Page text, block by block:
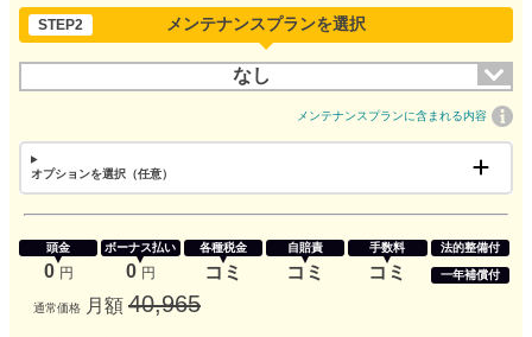
STEP2 メンテナンスプランを選択
なし
メンテナンスプランに含まれる内容
オプションを選択（任意）
頭金
0 円
ボーナス払い
0 円
各種税金
コミ
自賠責
コミ
手数料
コミ
法的整備付
一年補償付
通常価格 月額 40,965